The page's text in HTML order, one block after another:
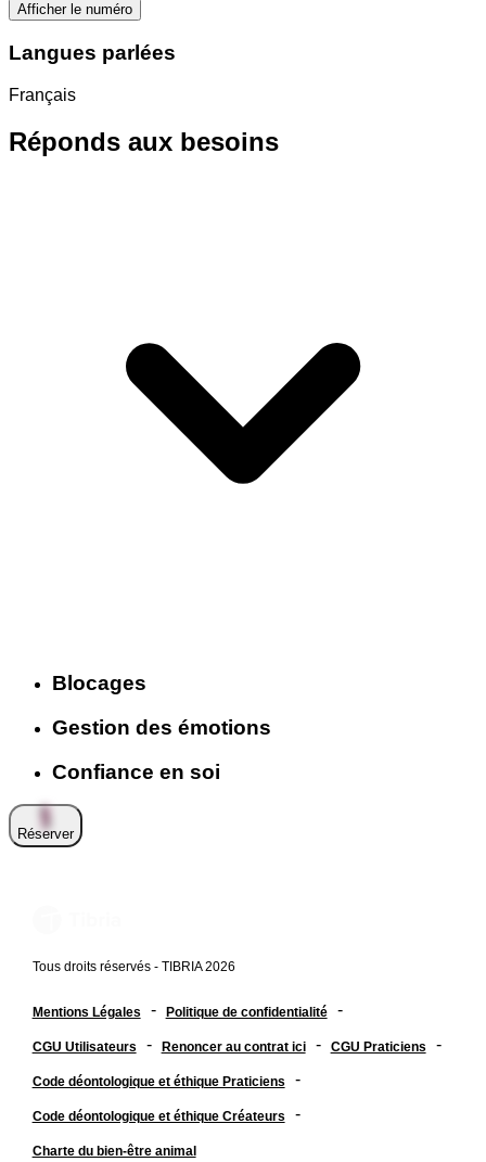
Afficher le numéro
Langues parlées
Français
Réponds aux besoins
Blocages
Gestion des émotions
Confiance en soi
Réserver
Tous droits réservés - TIBRIA 2026
Mentions Légales - Politique de confidentialité -
CGU Utilisateurs - Renoncer au contrat ici - CGU Praticiens -
Code déontologique et éthique Praticiens -
Code déontologique et éthique Créateurs -
Charte du bien-être animal